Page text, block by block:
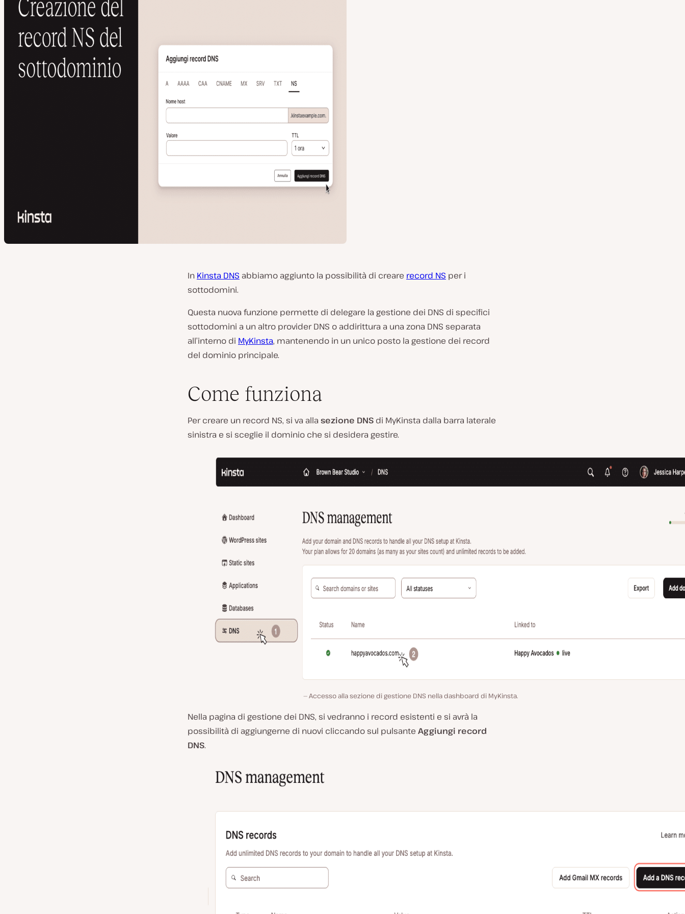
In Kinsta DNS abbiamo aggiunto la possibilità di creare record NS per i
sottodomini.
Questa nuova funzione permette di delegare la gestione dei DNS di specifici
sottodomini a un altro provider DNS o addirittura a una zona DNS separata
all’interno di MyKinsta, mantenendo in un unico posto la gestione dei record
del dominio principale.
Come funziona
Per creare un record NS, si va alla sezione DNS di MyKinsta dalla barra laterale
sinistra e si sceglie il dominio che si desidera gestire.
Accesso alla sezione di gestione DNS nella dashboard di MyKinsta.
Nella pagina di gestione dei DNS, si vedranno i record esistenti e si avrà la
possibilità di aggiungerne di nuovi cliccando sul pulsante Aggiungi record
DNS.